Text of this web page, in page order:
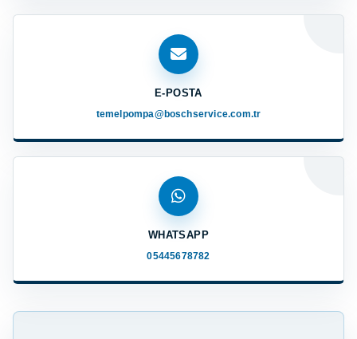
E-POSTA
temelpompa@boschservice.com.tr
WHATSAPP
05445678782